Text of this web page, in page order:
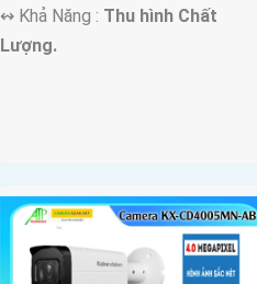
️↭ Khả Năng : Thu hình Chất
Lượng.